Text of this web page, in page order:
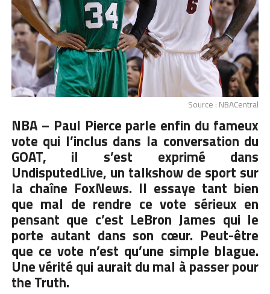
Source : NBACentral
NBA – Paul Pierce parle enfin du fameux
vote qui l’inclus dans la conversation du
GOAT, il s’est exprimé dans
UndisputedLive, un talkshow de sport sur
la chaîne FoxNews. Il essaye tant bien
que mal de rendre ce vote sérieux en
pensant que c’est LeBron James qui le
porte autant dans son cœur. Peut-être
que ce vote n’est qu’une simple blague.
Une vérité qui aurait du mal à passer pour
the Truth.